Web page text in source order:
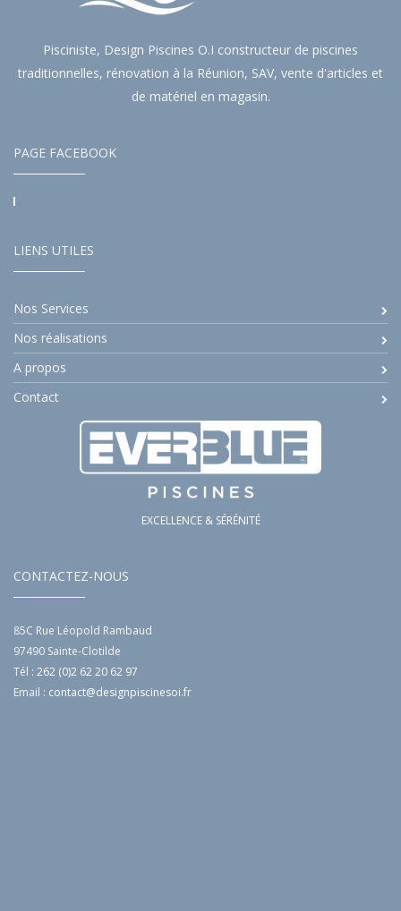
Pisciniste, Design Piscines O.I constructeur de piscines
traditionnelles, rénovation à la Réunion, SAV, vente d'articles et
de matériel en magasin.
PAGE FACEBOOK
LIENS UTILES
Nos Services
Nos réalisations
A propos
Contact
EXCELLENCE & SÉRÉNITÉ
CONTACTEZ-NOUS
85C Rue Léopold Rambaud
97490 Sainte-Clotilde
Tél : 262 (0)2 62 20 62 97
Email : contact@designpiscinesoi.fr